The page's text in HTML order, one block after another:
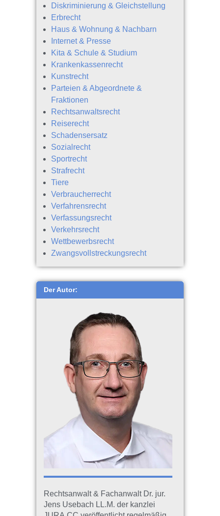
Diskriminierung & Gleichstellung
Erbrecht
Haus & Wohnung & Nachbarn
Internet & Presse
Kita & Schule & Studium
Krankenkassenrecht
Kunstrecht
Parteien & Abgeordnete &
Fraktionen
Rechtsanwaltsrecht
Reiserecht
Schadensersatz
Sozialrecht
Sportrecht
Strafrecht
Tiere
Verbraucherrecht
Verfahrensrecht
Verfassungsrecht
Verkehrsrecht
Wettbewerbsrecht
Zwangsvollstreckungsrecht
Der Autor:
Rechtsanwalt & Fachanwalt Dr. jur.
Jens Usebach LL.M. der kanzlei